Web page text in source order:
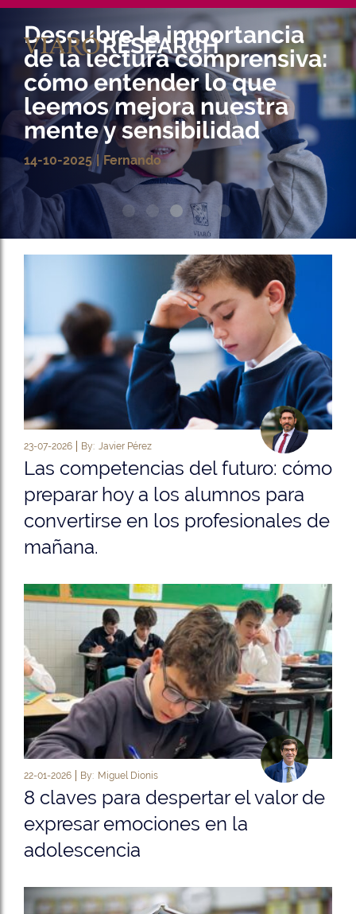
Ca En
Educación de la
afectividad
08-02-2024 José Quintano
23-07-2026 By: Javier Pérez
Las competencias del futuro: cómo
preparar hoy a los alumnos para
convertirse en los profesionales de
mañana.
22-01-2026 By: Miguel Dionis
8 claves para despertar el valor de
expresar emociones en la
adolescencia